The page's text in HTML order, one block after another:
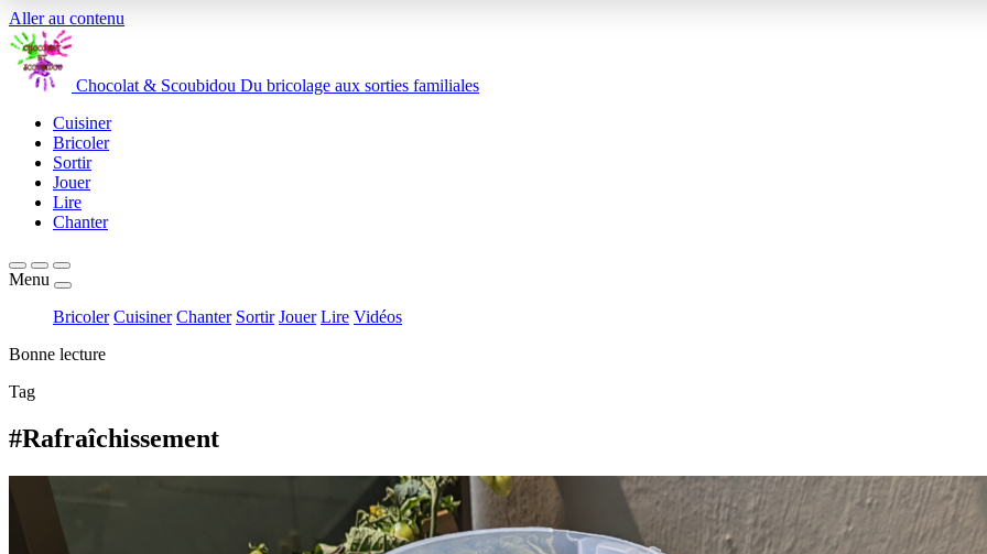
Aller au contenu
Chocolat & Scoubidou Du bricolage aux sorties familiales
Cuisiner
Bricoler
Sortir
Jouer
Lire
Chanter
Menu
Bricoler Cuisiner Chanter Sortir Jouer Lire Vidéos
Bonne lecture
Tag
#Rafraîchissement